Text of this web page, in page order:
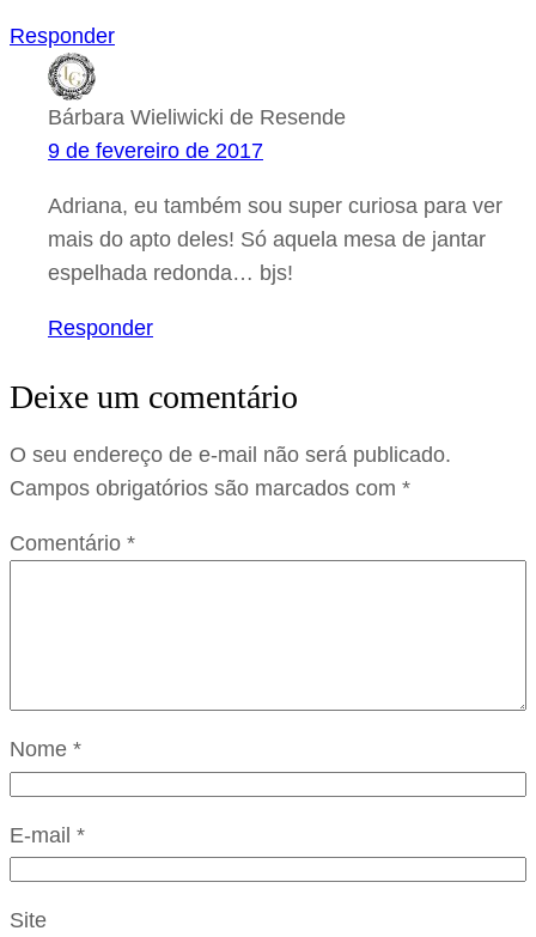
Responder
Bárbara Wieliwicki de Resende
9 de fevereiro de 2017
Adriana, eu também sou super curiosa para ver
mais do apto deles! Só aquela mesa de jantar
espelhada redonda… bjs!
Responder
Deixe um comentário
O seu endereço de e-mail não será publicado.
Campos obrigatórios são marcados com *
Comentário *
Nome *
E-mail *
Site